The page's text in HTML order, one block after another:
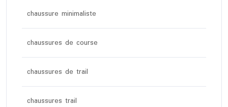
chaussure minimaliste
chaussures de course
chaussures de trail
chaussures trail